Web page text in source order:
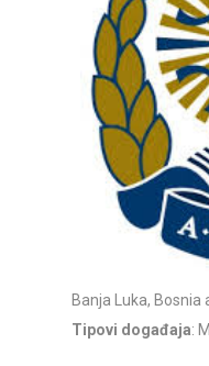
Banja Luka, Bosnia
Tipovi događaja: